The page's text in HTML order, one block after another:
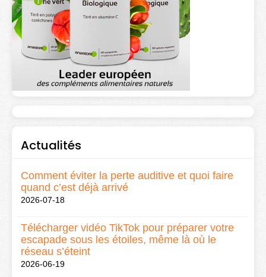
Actualités
Comment éviter la perte auditive et quoi faire
quand c’est déjà arrivé
2026-07-18
Télécharger vidéo TikTok pour préparer votre
escapade sous les étoiles, même là où le
réseau s’éteint
2026-06-19